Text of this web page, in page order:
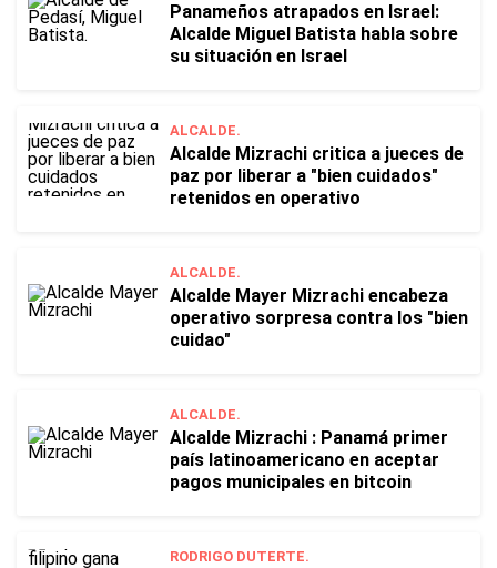
Panameños atrapados en Israel:
Alcalde Miguel Batista habla sobre
su situación en Israel
ALCALDE.
Alcalde Mizrachi critica a jueces de
paz por liberar a "bien cuidados"
retenidos en operativo
ALCALDE.
Alcalde Mayer Mizrachi encabeza
operativo sorpresa contra los "bien
cuidao"
ALCALDE.
Alcalde Mizrachi : Panamá primer
país latinoamericano en aceptar
pagos municipales en bitcoin
RODRIGO DUTERTE.